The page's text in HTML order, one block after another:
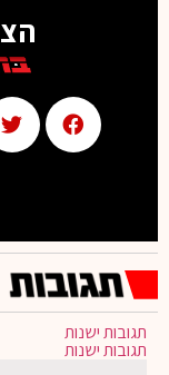
תגובות ישנות
תגובות ישנות